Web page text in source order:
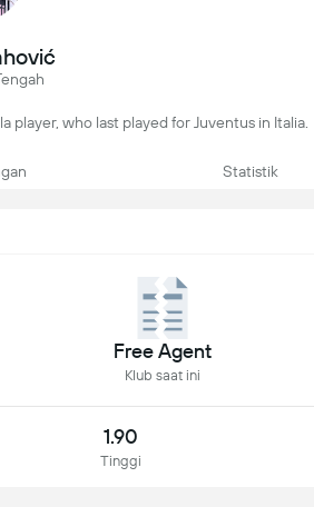
player, who last played for Juventus in Italia.
Statistik
Free Agent
Klub saat ini
1.90
Tinggi